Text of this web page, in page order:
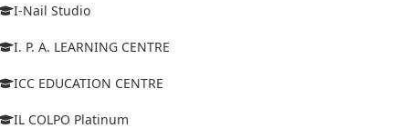
I-Nail Studio
I. P. A. LEARNING CENTRE
ICC EDUCATION CENTRE
IL COLPO Platinum